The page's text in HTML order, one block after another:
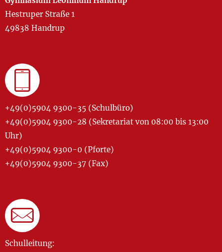
Hestruper Straße 1
49838 Handrup
+49(0)5904 9300-35 (Schulbüro)
+49(0)5904 9300-28 (Sekretariat von 08:00 bis 13:00
Uhr)
+49(0)5904 9300-0 (Pforte)
+49(0)5904 9300-37 (Fax)
Schulleitung: